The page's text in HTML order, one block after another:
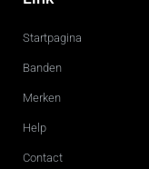
e
o
g
r
Startpagina
Banden
Merken
Help
Contact